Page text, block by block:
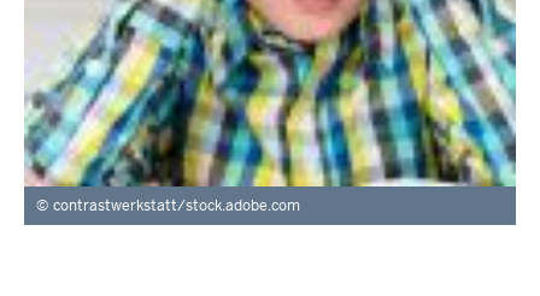
contrastwerkstatt/stock.adobe.com